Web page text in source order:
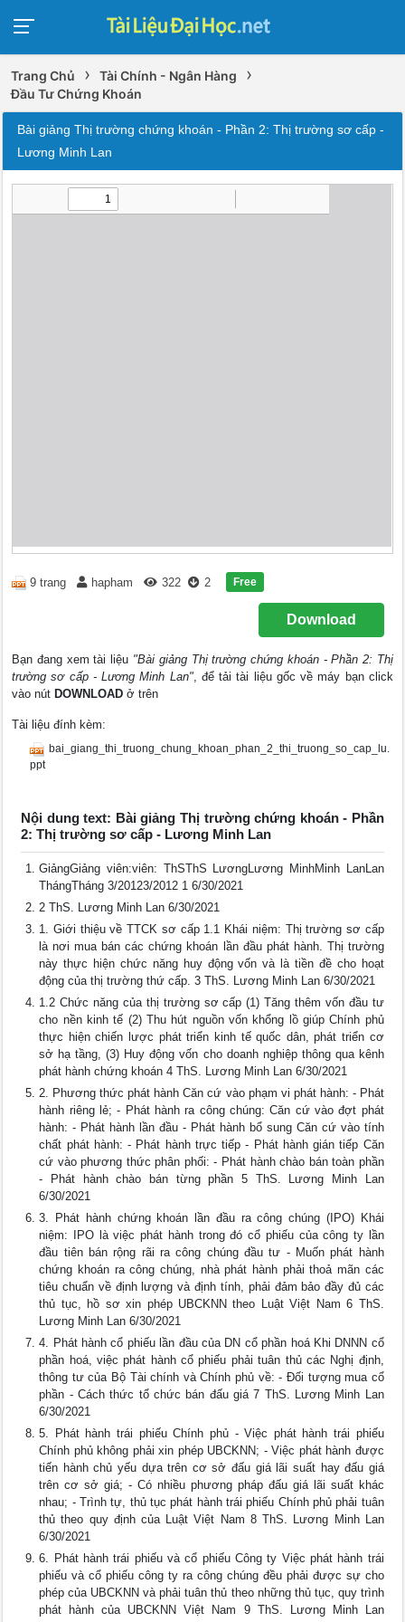
Trang Chủ › Tài Chính - Ngân Hàng ›
Đầu Tư Chứng Khoán
Bài giảng Thị trường chứng khoán - Phần 2: Thị trường sơ cấp -
Lương Minh Lan
9 trang hapham 322 2 Free
Download
Bạn đang xem tài liệu "Bài giảng Thị trường chứng khoán - Phần 2: Thị
trường sơ cấp - Lương Minh Lan", để tải tài liệu gốc về máy bạn click
vào nút DOWNLOAD ở trên
Tài liệu đính kèm:
bai_giang_thi_truong_chung_khoan_phan_2_thi_truong_so_cap_lu.
ppt
Nội dung text: Bài giảng Thị trường chứng khoán - Phần
2: Thị trường sơ cấp - Lương Minh Lan
GiảngGiảng viên:viên: ThSThS LươngLương MinhMinh LanLan
ThángTháng 3/20123/2012 1 6/30/2021
2 ThS. Lương Minh Lan 6/30/2021
1. Giới thiệu về TTCK sơ cấp 1.1 Khái niệm: Thị trường sơ cấp
là nơi mua bán các chứng khoán lần đầu phát hành. Thị trường
này thực hiện chức năng huy động vốn và là tiền đề cho hoạt
động của thị trường thứ cấp. 3 ThS. Lương Minh Lan 6/30/2021
1.2 Chức năng của thị trường sơ cấp (1) Tăng thêm vốn đầu tư
cho nền kinh tế (2) Thu hút nguồn vốn khổng lồ giúp Chính phủ
thực hiện chiến lược phát triển kinh tế quốc dân, phát triển cơ
sở hạ tầng, (3) Huy động vốn cho doanh nghiệp thông qua kênh
phát hành chứng khoán 4 ThS. Lương Minh Lan 6/30/2021
2. Phương thức phát hành Căn cứ vào phạm vi phát hành: - Phát
hành riêng lẻ; - Phát hành ra công chúng: Căn cứ vào đợt phát
hành: - Phát hành lần đầu - Phát hành bổ sung Căn cứ vào tính
chất phát hành: - Phát hành trực tiếp - Phát hành gián tiếp Căn
cứ vào phương thức phân phối: - Phát hành chào bán toàn phần
- Phát hành chào bán từng phần 5 ThS. Lương Minh Lan
6/30/2021
3. Phát hành chứng khoán lần đầu ra công chúng (IPO) Khái
niệm: IPO là việc phát hành trong đó cổ phiếu của công ty lần
đầu tiên bán rộng rãi ra công chúng đầu tư - Muốn phát hành
chứng khoán ra công chúng, nhà phát hành phải thoả mãn các
tiêu chuẩn về định lượng và định tính, phải đảm bảo đầy đủ các
thủ tục, hồ sơ xin phép UBCKNN theo Luật Việt Nam 6 ThS.
Lương Minh Lan 6/30/2021
4. Phát hành cổ phiếu lần đầu của DN cổ phần hoá Khi DNNN cổ
phần hoá, việc phát hành cổ phiếu phải tuân thủ các Nghị định,
thông tư của Bộ Tài chính và Chính phủ về: - Đối tượng mua cổ
phần - Cách thức tổ chức bán đấu giá 7 ThS. Lương Minh Lan
6/30/2021
5. Phát hành trái phiếu Chính phủ - Việc phát hành trái phiếu
Chính phủ không phải xin phép UBCKNN; - Việc phát hành được
tiến hành chủ yếu dựa trên cơ sở đấu giá lãi suất hay đấu giá
trên cơ sở giá; - Có nhiều phương pháp đấu giá lãi suất khác
nhau; - Trình tự, thủ tục phát hành trái phiếu Chính phủ phải tuân
thủ theo quy định của Luật Việt Nam 8 ThS. Lương Minh Lan
6/30/2021
6. Phát hành trái phiếu và cổ phiếu Công ty Việc phát hành trái
phiếu và cổ phiếu công ty ra công chúng đều phải được sự cho
phép của UBCKNN và phải tuân thủ theo những thủ tục, quy trình
phát hành của UBCKNN Việt Nam 9 ThS. Lương Minh Lan